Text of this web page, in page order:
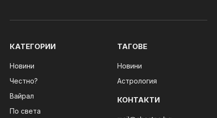
КАТЕГОРИИ
Новини
Честно?
Вайрал
По света
ТАГОВЕ
Новини
Астрология
КОНТАКТИ